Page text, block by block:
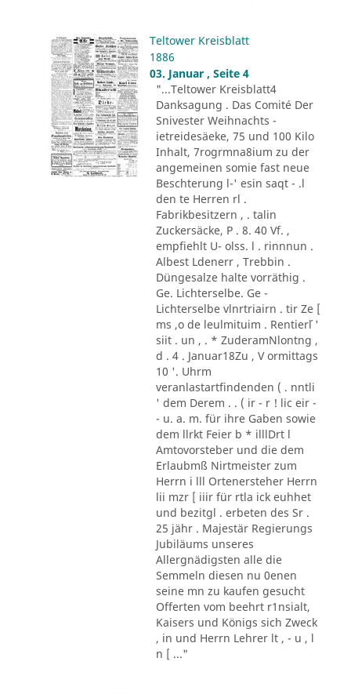
Teltower Kreisblatt
1886
03. Januar , Seite 4
"...Teltower Kreisblatt4
Danksagung . Das Comité Der
Snivester Weihnachts -
ietreidesäeke, 75 und 100 Kilo
Inhalt, 7rogrmna8ium zu der
angemeinen somie fast neue
Beschterung l-' esin saqt - .l
den te Herren rl .
Fabrikbesitzern , . talin
Zuckersäcke, P . 8. 40 Vf. ,
empfiehlt U- olss. l . rinnnun .
Albest Ldenerr , Trebbin .
Düngesalze halte vorräthig .
Ge. Lichterselbe. Ge -
Lichterselbe vlnrtriairn . tir Ze [
ms ,o de leulmituim . Rentier´l '
siit . un , . * ZuderamNlontng ,
d . 4 . Januar18Zu , V ormittags
10 '. Uhrm
veranlastartfindenden ( . nntli
' dem Derem . . ( ir - r ! lic eir -
- u. a. m. für ihre Gaben sowie
dem llrkt Feier b * illlDrt l
Amtovorsteber und die dem
Erlaubmß Nirtmeister zum
Herrn i lll Ortenersteher Herrn
lii mzr [ iiir für rtla ick euhhet
und bezitgl . erbeten des Sr .
25 jähr . Majestär Regierungs
Jubiläums unseres
Allergnädigsten alle die
Semmeln diesen nu 0enen
seine mn zu kaufen gesucht
Offerten vom beehrt r1nsialt,
Kaisers und Königs sich Zweck
, in und Herrn Lehrer lt , - u , l
n [ ..."